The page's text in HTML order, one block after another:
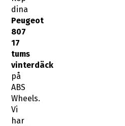
dina
Peugeot
807
17
tums
vinterdäck
på
ABS
Wheels.
Vi
har